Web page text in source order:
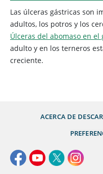
Las úlceras gástricas son
adultos, los potros y los
Úlceras del abomaso en el
adulto y en los terneros
creciente.
ACERCA DE